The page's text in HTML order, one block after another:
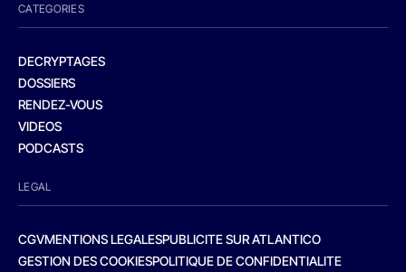
CATEGORIES
DECRYPTAGES
DOSSIERS
RENDEZ-VOUS
VIDEOS
PODCASTS
LEGAL
CGVMENTIONS LEGALESPUBLICITE SUR ATLANTICO
GESTION DES COOKIESPOLITIQUE DE CONFIDENTIALITE